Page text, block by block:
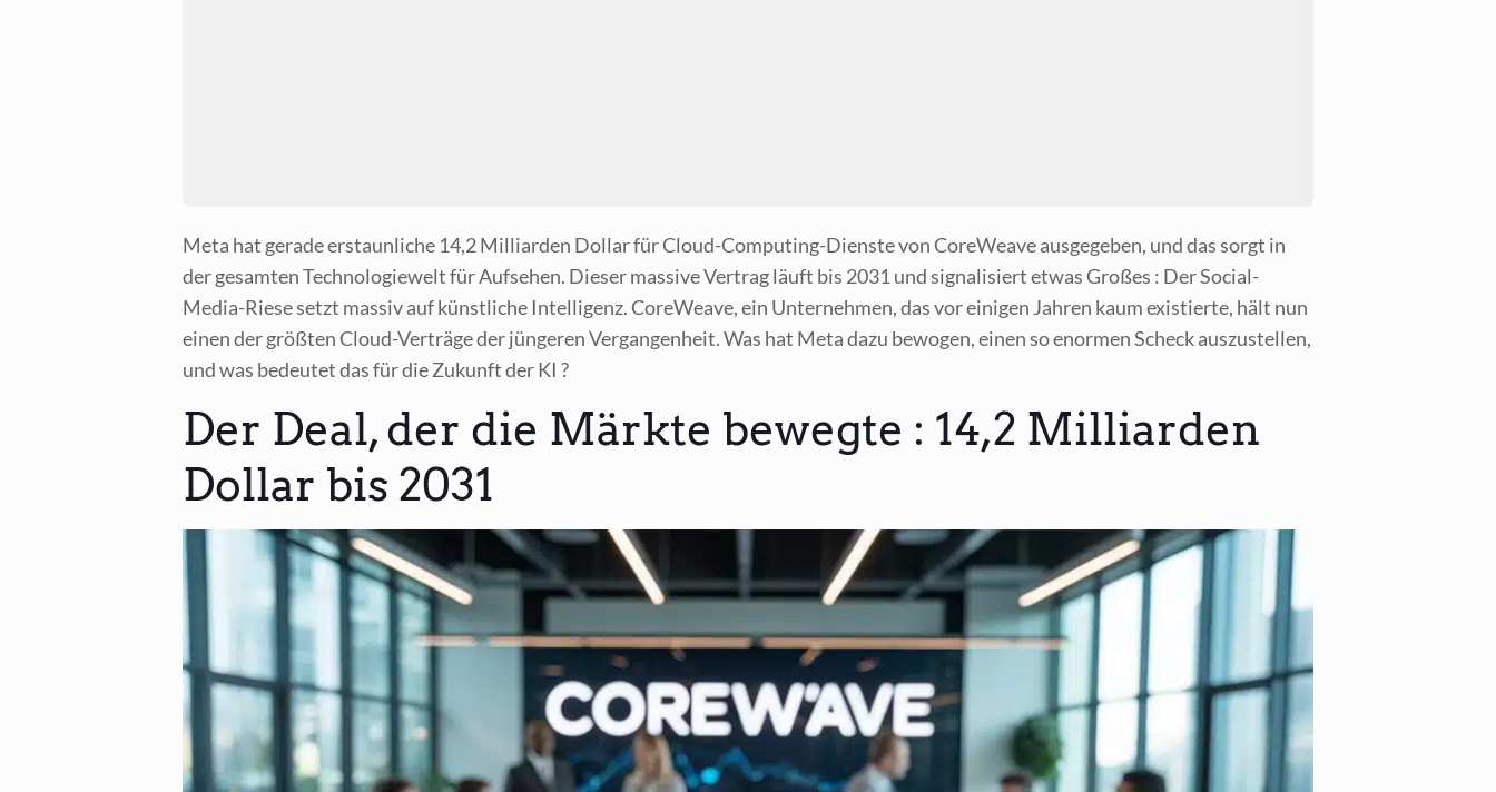
Meta hat gera­de erstaun­li­che 14,2 Mil­li­ar­den Dol­lar für Cloud-Com­pu­ting-Diens­te von Core­Wea­ve aus­ge­ge­ben, und das sorgt in
der gesam­ten Tech­no­lo­gie­welt für Auf­se­hen. Die­ser mas­si­ve Ver­trag läuft bis 2031 und signa­li­siert etwas Gro­ßes : Der Social-
Media-Rie­se setzt mas­siv auf künst­li­che Intel­li­genz. Core­Wea­ve, ein Unter­neh­men, das vor eini­gen Jah­ren kaum exis­tier­te, hält nun
einen der größ­ten Cloud-Ver­trä­ge der jün­ge­ren Ver­gan­gen­heit. Was hat Meta dazu bewo­gen, einen so enor­men Scheck aus­zu­stel­len,
und was bedeu­tet das für die Zukunft der KI ?
Der Deal, der die Märkte bewegte : 14,2 Milliarden
Dollar bis 2031